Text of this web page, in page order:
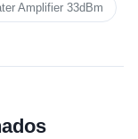
Amplifier 33dBm